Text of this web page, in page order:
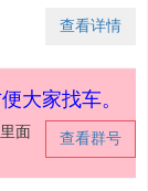
查看详情
大家找车。
查看群号
面